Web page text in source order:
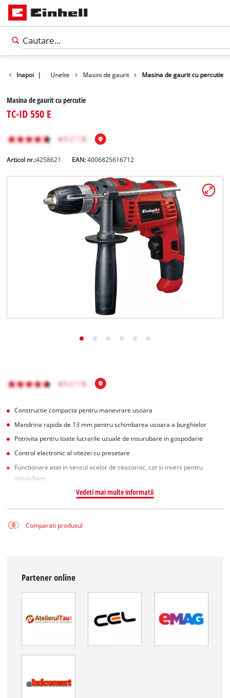
Inapoi |
Produse Unelte Masini de gaurit Masina de gaurit cu percutie
Masina de gaurit cu percutie
TC-ID 550 E
Articol nr.:4258621 EAN:4006825616712
Constructie compacta pentru manevrare usoara
Mandrina rapida de 13 mm pentru schimbarea usoara a burghielor
Potrivita pentru toate lucrarile uzuale de insurubare in gospodarie
Control electronic al vitezei cu presetare
Functionare atat in sensul acelor de ceasornic, cat si invers pentru
insurubare
Vedeti mai multe informatii
Comparati produsul
Partener online